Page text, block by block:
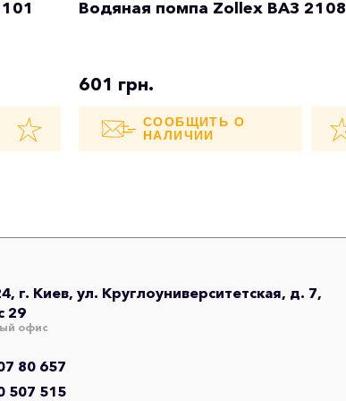
Водяная помпа Zollex ВАЗ 2108
601 грн.
СООБЩИТЬ О
НАЛИЧИИ
г. Киев, ул. Круглоуниверситетская, д. 7,
29
офис
80 657
507 515